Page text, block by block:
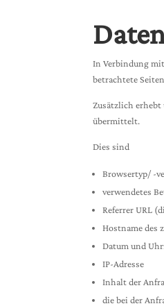
In Verbindung
betrachtete
Zusätzlich erhebt
übermittelt.
Dies sind
Browsertyp/ -
verwendetes
Referrer URL
Hostname des
Datum und
IP-Adresse
Inhalt der
die bei der